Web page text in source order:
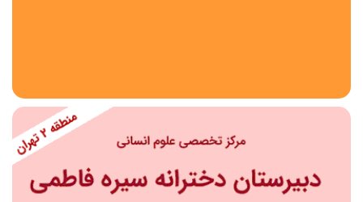
منطقه
مقطع تحصیلی